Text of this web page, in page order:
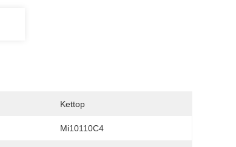
Kettop
Mi10110C4